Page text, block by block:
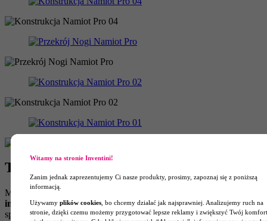
Tkanina, z której szyjemy namioty
Materiał, który wykorzystujemy w namiotach, to
impregnowany– powlekany PU, o drobnym, gęstym i gładkim
splocie, który zapewnia doskonałe tło do wykonania nadruków.
Witamy na stronie Inventini!
Zanim jednak zaprezentujemy Ci nasze produkty, prosimy, zapoznaj się z poniższą
informacją.
Używamy plików cookies , bo chcemy działać jak najsprawniej. Analizujemy ruch na
stronie, dzięki czemu możemy przygotować lepsze reklamy i zwiększyć Twój komfort